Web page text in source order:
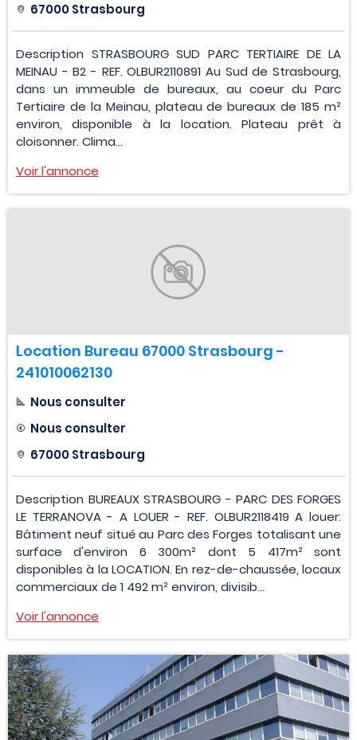
67000 Strasbourg
Description STRASBOURG SUD PARC TERTIAIRE DE LA
MEINAU - B2 - REF. OLBUR2110891 Au Sud de Strasbourg,
dans un immeuble de bureaux, au coeur du Parc
Tertiaire de la Meinau, plateau de bureaux de 185 m²
environ, disponible à la location. Plateau prêt à
cloisonner. Clima...
Voir l'annonce
Location Bureau 67000 Strasbourg -
241010062130
Nous consulter
Nous consulter
67000 Strasbourg
Description BUREAUX STRASBOURG - PARC DES FORGES
LE TERRANOVA - A LOUER - REF. OLBUR2118419 A louer:
Bâtiment neuf situé au Parc des Forges totalisant une
surface d'environ 6 300m² dont 5 417m² sont
disponibles à la LOCATION. En rez-de-chaussée, locaux
commerciaux de 1 492 m² environ, divisib...
Voir l'annonce